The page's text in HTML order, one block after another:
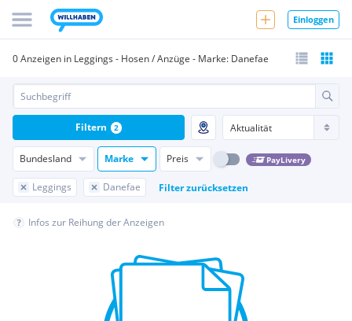
Einloggen
0 Anzeigen in Leggings - Hosen / Anzüge - Marke: Danefae
Bundesland Marke Preis PayLivery
Leggings Danefae Filter zurücksetzen
Filtern 2
Infos zur Reihung der Anzeigen